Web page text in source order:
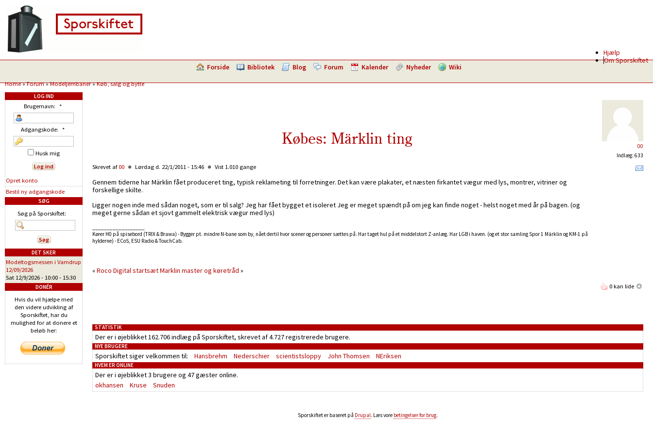
Hjælp
Om Sporskiftet
Forside Bibliotek Blog Forum Kalender Nyheder Wiki
Home»Forum»Modeljernbaner»Køb, salg og bytte
00
Indlæg: 633
Købes: Märklin ting
Skrevet af 00 Lørdag d. 22/1/2011 - 15:46 Vist 1.010 gange
Gennem tiderne har Märklin fået produceret ting, typisk reklameting til forretninger. Det kan være plakater, et næsten firkantet vægur med lys, montrer, vitriner og
forskellige skilte.
Ligger nogen inde med sådan noget, som er til salg? Jeg har fået bygget et isoleret Jeg er meget spændt på om jeg kan finde noget - helst noget med år på bagen. (og
meget gerne sådan et sjovt gammelt elektrisk vægur med lys)
Kører H0 på spisebord (TRIX & Brawa) - Bygger pt. mindre N-bane som by, nået dertil hvor scener og personer sættes på. Har taget hul på et middelstort Z-anlæg. Har LGB i haven. (og et stor samling Spor 1 Märklin og KM-1 på
hylderne) - ECoS, ESU Radio & TouchCab.
«Roco Digital startsætMarklin master og køretråd »
0 kan lide
STATISTIK
Der er i øjeblikket 162.706 indlæg på Sporskiftet, skrevet af 4.727 registrerede brugere.
NYE BRUGERE
Sporskiftet siger velkommen til: Hansbrehm Nederschier scientistsloppy John Thomsen NEriksen
HVEM ER ONLINE
Der er i øjeblikket3 brugere og 47 gæsteronline.
okhansen
Kruse Snuden
Sporskiftet er baseret på Drupal. Læs vore betingelser for brug.
LOG IND
Brugernavn: *
Adgangskode: *
Husk mig
Opret konto
Bestil ny adgangskode
SØG
Søg på Sporskiftet:
DET SKER
Modeltogsmessen i Vamdrup
12/09/2026
Sat 12/9/2026 - 10:00 - 15:30
DONÉR
Hvis du vil hjælpe med
den videre udvikling af
Sporskiftet, har du
mulighed for at donere et
beløb her: